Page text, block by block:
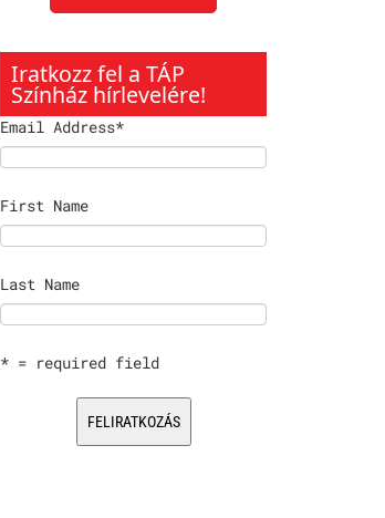
Iratkozz fel a TÁP
Színház hírlevelére!
Email Address*
First Name
Last Name
* = required field